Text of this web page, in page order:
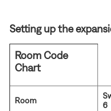
Setting up the
Room Code
Chart
Room
6